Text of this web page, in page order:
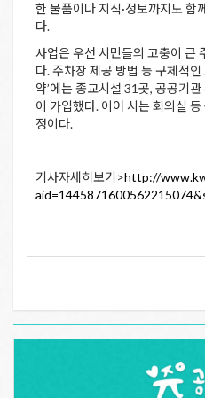
한 물품이나 지식·정보까지도 함
다.
사업은 우선 시민들의 고충이 큰
다. 주차장 제공 방법 등 구체적
약’에는 종교시설 31곳, 공공기
이 가입했다. 이어 시는 회의실
정이다.
기사자세히보기>http://